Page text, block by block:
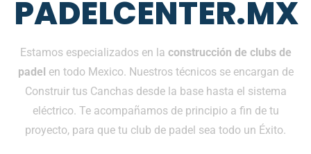
PADELCENTER.MX
Estamos especializados en la construcción de clubs de
padel en todo Mexico. Nuestros técnicos se encargan de
Construir tus Canchas desde la base hasta el sistema
eléctrico. Te acompañamos de principio a fin de tu
proyecto, para que tu club de padel sea todo un Éxito.